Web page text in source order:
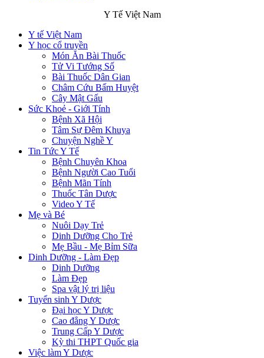
Y Tế Việt Nam
Y tế Việt Nam
Y học cổ truyền
Món Ăn Bài Thuốc
Tử Vi Tướng Số
Bài Thuốc Dân Gian
Châm Cứu Bấm Huyệt
Cây Mật Gấu
Sức Khoẻ - Giới Tính
Bệnh Xã Hội
Tâm Sự Đêm Khuya
Chuyện Nghề Y
Tin Tức Y Tế
Bệnh Chuyên Khoa
Bệnh Người Cao Tuổi
Bệnh Mãn Tính
Thuốc Tân Dược
Video Y Tế
Mẹ và Bé
Nuôi Dạy Trẻ
Dinh Dưỡng Cho Trẻ
Mẹ Bầu - Mẹ Bỉm Sữa
Dinh Dưỡng - Làm Đẹp
Dinh Dưỡng
Làm Đẹp
Spa vật lý trị liệu
Tuyển sinh Y Dược
Đại học Y Dược
Cao đẳng Y Dược
Trung Cấp Y Dược
Kỳ thi THPT Quốc gia
Việc làm Y Dược